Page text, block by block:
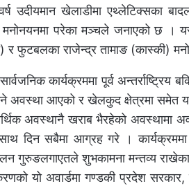
उदीयमान खेलाडीमा एथ्लेटिक्सका
परेका मञ्चले जनाएको छ ।
र फुटबलका राजेन्द्र तामाङ (कास्की)
कार्यक्रममा पूर्व
अवस्था आएको र खेलकुद क्षेत्रमा समेत
अवस्थानै खराब भैरहेको अवस्थामा
साथ दिन सबैमा आग्रह गरे ।
गुरुङलगाएतले शुभकामना मन्तव्य
यो अवार्डमा गण्डकी प्रदेश